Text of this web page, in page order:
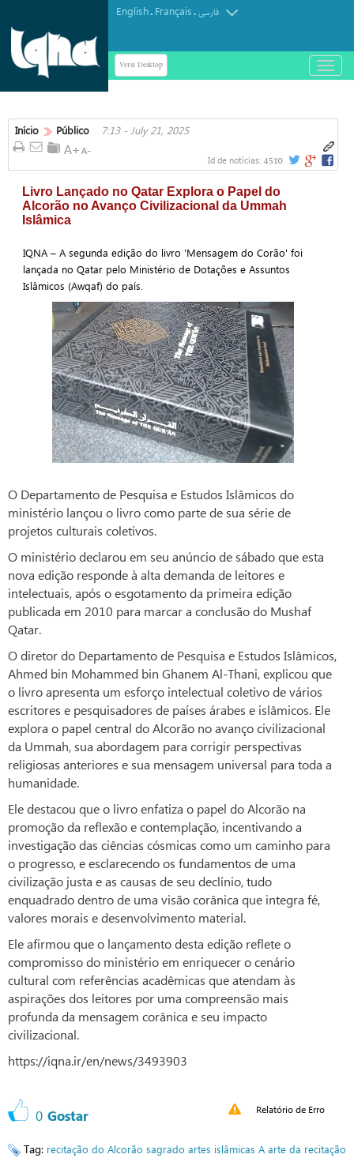
English. Français.فارسی
Versi Desktop
باز
و
کردن
Início Público 7:13 - July 21, 2025
Id de notícias: 4510
Livro Lançado no Qatar Explora o Papel do
Alcorão no Avanço Civilizacional da Ummah
Islâmica
IQNA – A segunda edição do livro 'Mensagem do Corão' foi
lançada no Qatar pelo Ministério de Dotações e Assuntos
Islâmicos (Awqaf) do país.
O Departamento de Pesquisa e Estudos Islâmicos do
ministério lançou o livro como parte de sua série de
projetos culturais coletivos.
O ministério declarou em seu anúncio de sábado que esta
nova edição responde à alta demanda de leitores e
intelectuais, após o esgotamento da primeira edição
publicada em 2010 para marcar a conclusão do Mushaf
Qatar.
O diretor do Departamento de Pesquisa e Estudos Islâmicos,
Ahmed bin Mohammed bin Ghanem Al-Thani, explicou que
o livro apresenta um esforço intelectual coletivo de vários
escritores e pesquisadores de países árabes e islâmicos. Ele
explora o papel central do Alcorão no avanço civilizacional
da Ummah, sua abordagem para corrigir perspectivas
religiosas anteriores e sua mensagem universal para toda a
humanidade.
Ele destacou que o livro enfatiza o papel do Alcorão na
promoção da reflexão e contemplação, incentivando a
investigação das ciências cósmicas como um caminho para
o progresso, e esclarecendo os fundamentos de uma
civilização justa e as causas de seu declínio, tudo
enquadrado dentro de uma visão corânica que integra fé,
valores morais e desenvolvimento material.
Ele afirmou que o lançamento desta edição reflete o
compromisso do ministério em enriquecer o cenário
cultural com referências acadêmicas que atendam às
aspirações dos leitores por uma compreensão mais
profunda da mensagem corânica e seu impacto
civilizacional.
https://iqna.ir/en/news/3493903
0 Gostar Relatório de Erro
Tag: recitação do Alcorão sagrado artes islâmicas A arte da recitação